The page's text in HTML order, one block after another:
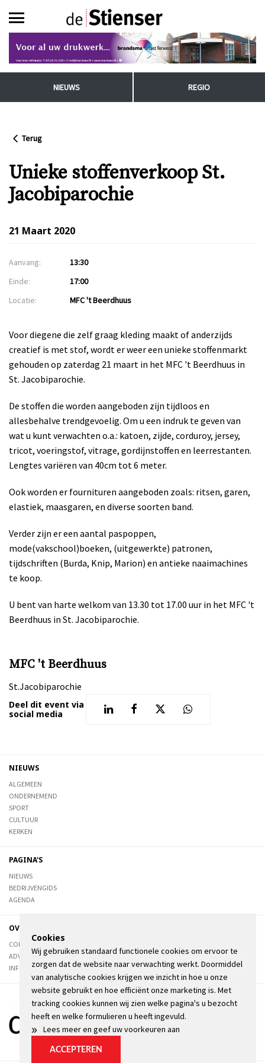
NIEUWS REGIO
Terug
Unieke stoffenverkoop St.
Jacobiparochie
21 Maart 2020
Aanvang:
13:30
Einde:
17:00
Locatie:
MFC 't Beerdhuus
Voor diegene die zelf graag kleding maakt of anderzijds
creatief is met stof, wordt er weer een unieke stoffenmarkt
gehouden op zaterdag 21 maart in het MFC 't Beerdhuus in
St. Jacobiparochie.
De stoffen die worden aangeboden zijn tijdloos en
allesbehalve trendgevoelig. Om u een indruk te geven van
wat u kunt verwachten o.a.: katoen, zijde, corduroy, jersey,
tricot, voeringstof, vitrage, gordijnstoffen en leerrestanten.
Lengtes variëren van 40cm tot 6 meter.
Ook worden er fournituren aangeboden zoals: ritsen, garen,
elastiek, maasgaren, en diverse soorten band.
Verder zijn er een aantal paspoppen,
mode(vakschool)boeken, (uitgewerkte) patronen,
tijdschriften (Burda, Knip, Marion) en antieke naaimachines
te koop.
U bent van harte welkom van 13.30 tot 17.00 uur in het MFC 't
Beerdhuus in St. Jacobiparochie.
MFC 't Beerdhuus
St.Jacobiparochie
Deel dit event via
social media
NIEUWS
ALGEMEEN
ONDERNEMEND
SPORT
CULTUUR
KERKEN
PAGINA'S
NIEUWS
BEDRIJVENGIDS
AGENDA
OVER DE STIENSER
CONTACT
ADVERTEREN
INFORMATIE
Cookies
Wij gebruiken standaard functionele cookies om ervoor te
zorgen dat de website naar verwachting werkt. Doormiddel
van analytische cookies krijgen we inzicht in hoe u onze
website gebruikt en hoe efficiënt onze marketing is. Met
tracking cookies kunnen wij zien welke pagina's u bezocht
heeft en welke formulieren u heeft ingevuld.
» Lees meer en geef uw voorkeuren aan
ACCEPTEREN